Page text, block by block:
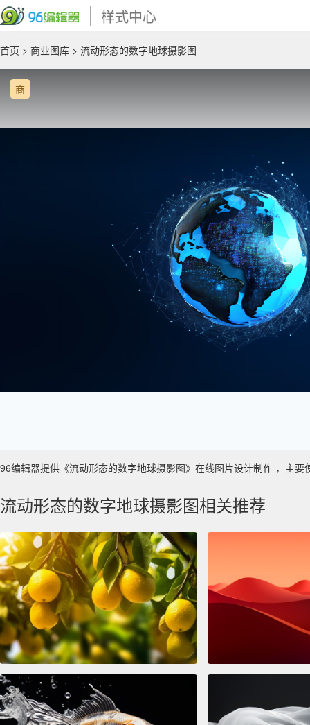
样式中心
首页 > 商业图库 > 流动形态的数字地球摄影图
商
96编辑器提供《流动形态的数字地球摄影图》在线图片设计制作 ，主
流动形态的数字地球摄影图相关推荐